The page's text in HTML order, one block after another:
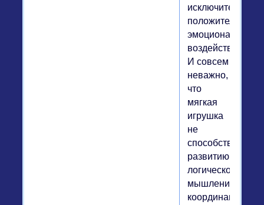
исключительно
положительное
эмоциональное
воздействие.
И совсем
неважно,
что
мягкая
игрушка
не
способствует
развитию
логического
мышления,
координации